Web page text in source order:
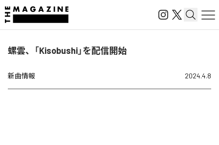
螺雲、「Kisobushi」を配信開始
新曲情報 2024.4.8